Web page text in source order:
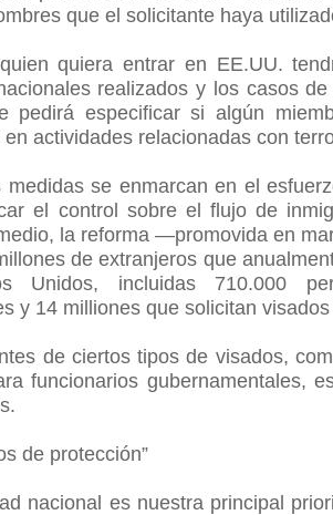
que el solicitante haya
quiera entrar en EE.UU.
realizados y los casos
pedirá especificar si algún
en actividades relacionadas con
medidas se enmarcan en el
el control sobre el flujo de
la reforma —promovida en
de extranjeros que
Unidos, incluidas 710.000
y 14 milliones que solicitan
de ciertos tipos de visados,
funcionarios gubernamentales,
de protección”
nacional es nuestra principal